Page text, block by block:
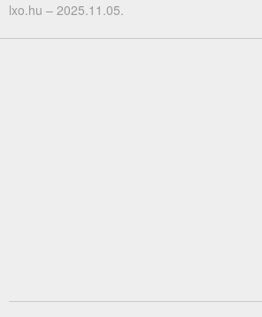
lxo.hu – 2025.11.05.